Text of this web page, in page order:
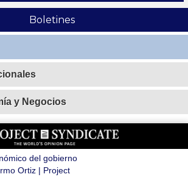
Boletines
y Negocios
del gobierno
Ortiz | Project